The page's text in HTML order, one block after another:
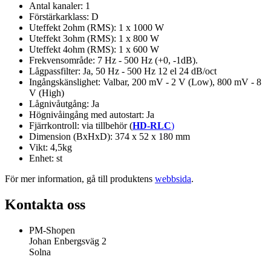
Antal kanaler: 1
Förstärkarklass: D
Uteffekt 2ohm (RMS): 1 x 1000 W
Uteffekt 3ohm (RMS): 1 x 800 W
Uteffekt 4ohm (RMS): 1 x 600 W
Frekvensområde: 7 Hz - 500 Hz (+0, -1dB).
Lågpassfilter: Ja, 50 Hz - 500 Hz 12 el 24 dB/oct
Ingångskänslighet: Valbar, 200 mV - 2 V (Low), 800 mV - 8
V (High)
Lågnivåutgång: Ja
Högnivåingång med autostart: Ja
Fjärrkontroll: via tillbehör (HD-RLC)
Dimension (BxHxD): 374 x 52 x 180 mm
Vikt: 4,5kg
Enhet: st
För mer information, gå till produktens webbsida.
Kontakta oss
PM-Shopen
Johan Enbergsväg 2
Solna